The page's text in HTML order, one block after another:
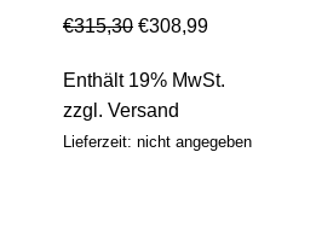
€315,30 €308,99
Enthält 19% MwSt.
zzgl. Versand
Lieferzeit: nicht angegeben